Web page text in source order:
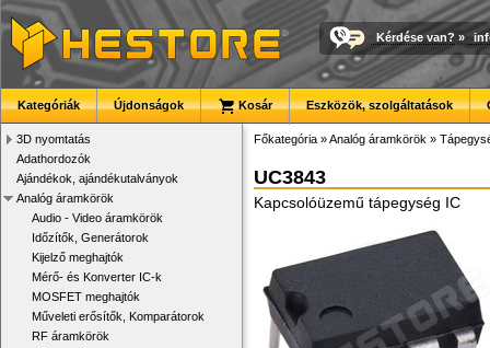
Kérdése van? »
Kategóriák Újdonságok Kosár Eszközök, szolgáltatások
3D nyomtatás
Adathordozók
Ajándékok, ajándékutalványok
Analóg áramkörök
Audio - Video áramkörök
Időzítők, Generátorok
Kijelző meghajtók
Mérő- és Konverter IC-k
MOSFET meghajtók
Műveleti erősítők, Komparátorok
RF áramkörök
Főkategória »Analóg áramkörök »
UC3843
Kapcsolóüzemű tápegység IC